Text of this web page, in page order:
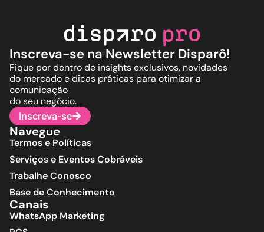
Inscreva-se na Newsletter Disparô!
Fique por dentro de insights exclusivos, novidades
do mercado e dicas práticas para otimizar a
comunicação
do seu negócio.
Inscreva-se
Navegue
Termos e Políticas
Serviços e Eventos Cobráveis
Trabalhe Conosco
Base de Conhecimento
Canais
WhatsApp Marketing